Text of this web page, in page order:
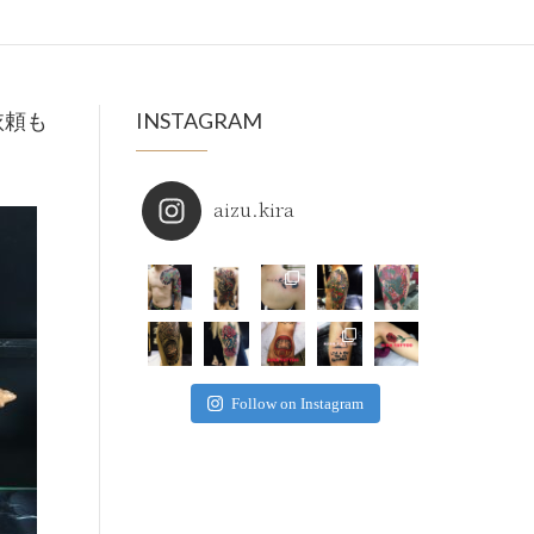
も INSTAGRAM
aizu.kira
Follow on Instagram